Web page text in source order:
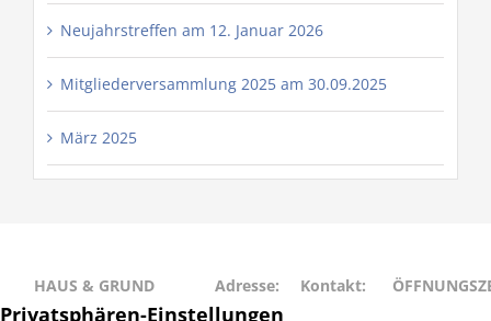
Neujahrstreffen am 12. Januar 2026
Mitgliederversammlung 2025 am 30.09.2025
März 2025
HAUS & GRUND
RAHLSTEDT
Adresse:
Schweriner
Kontakt: